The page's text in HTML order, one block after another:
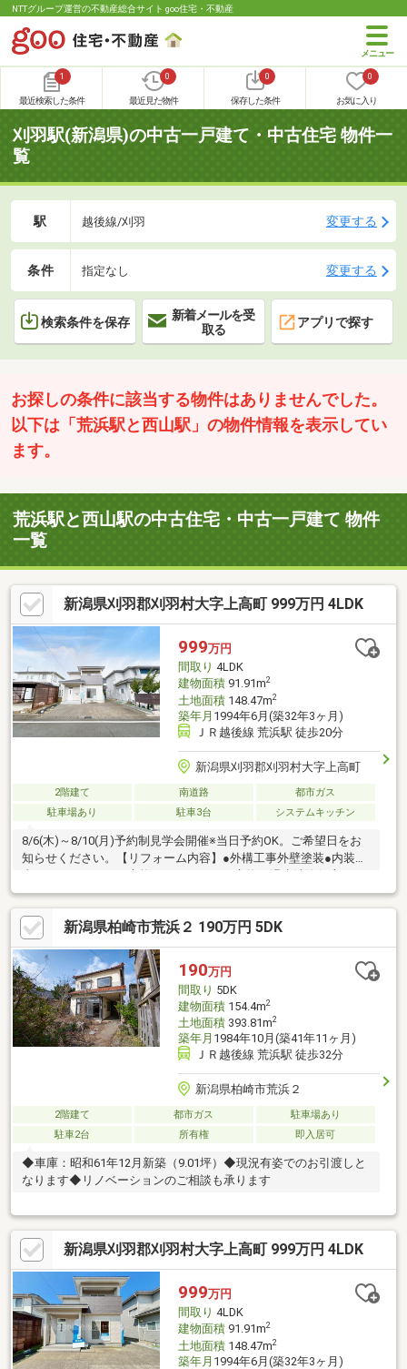
NTTグループ運営の不動産総合サイト goo住宅・不動産
1
最近検索した条件
0
最近見た物件
0
保存した条件
0
お気に入り
刈羽駅(新潟県)の中古一戸建て・中古住宅 物件一
覧
駅 越後線/刈羽 変更する
条件 指定なし 変更する
検索条件を保存
新着メールを受
取る
アプリで探す
お探しの条件に該当する物件はありませんでした。
以下は「荒浜駅と西山駅」の物件情報を表示してい
ます。
荒浜駅と西山駅の中古住宅・中古一戸建て 物件
一覧
新潟県刈羽郡刈羽村大字上高町 999万円 4LDK
999万円
間取り 4LDK
建物面積91.91m2
土地面積148.47m2
築年月 1994年6月(築32年3ヶ月)
ＪＲ越後線 荒浜駅 徒歩20分
新潟県刈羽郡刈羽村大字上高町
2階建て 南道路
都市ガス
駐車場あり
駐車3台 システムキッチン
8/6(木)～8/10(月)予約制見学会開催※当日予約OK。ご希望日をお
知らせください。【リフォーム内容】●外構工事外壁塗装●内装工
レ交換、洗面化粧台交換、フローリング上張り、クロス張替え、
畳表替え、クッションフロア張替え、給湯器交換、インターホン
設置、火災警報器設置、照明LED交換【おすすめポイント】・シ
ロアリ防除工事施工後5年間保証・新品の照明器具設置済みなので
入居後にすぐに生活が始められます・返済額や融資可能額など、
お客様のご希望にあわせてご提案。住宅ローンが初めての方でも
お気軽にご相談ください※本物
新潟県柏崎市荒浜２ 190万円 5DK
190万円
間取り 5DK
建物面積154.4m2
土地面積393.81m2
築年月 1984年10月(築41年11ヶ月)
ＪＲ越後線 荒浜駅 徒歩32分
新潟県柏崎市荒浜２
2階建て 都市ガス
駐車場あり
駐車2台
所有権 即入居可
◆車庫：昭和61年12月新築（9.01坪）◆現況有姿でのお引渡しと
なります◆リノベーションのご相談も承ります
新潟県刈羽郡刈羽村大字上高町 999万円 4LDK
999万円
間取り 4LDK
建物面積91.91m2
土地面積148.47m2
築年月 1994年6月(築32年3ヶ月)